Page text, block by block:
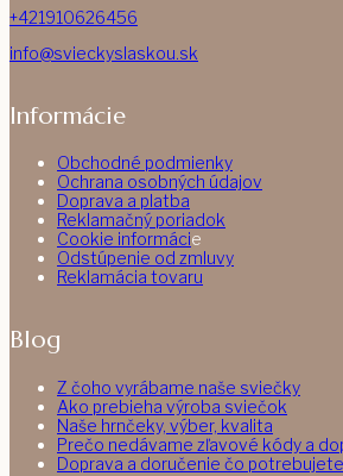
+421910626456
info@svieckyslaskou.sk
Informácie
Obchodné podmienky
Ochrana osobných údajov
Doprava a platba
Reklamačný poriadok
Cookie informácie
Odstúpenie od zmluvy
Reklamácia tovaru
Blog
Z čoho vyrábame naše sviečky
Ako prebieha výroba sviečok
Naše hrnčeky, výber, kvalita
Prečo nedávame zľavové kódy a
Doprava a doručenie čo